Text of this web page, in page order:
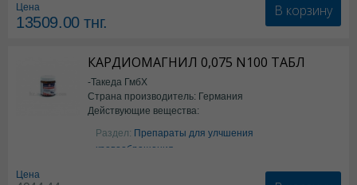
Цена
13509.00тнг.
В корзину
КАРДИОМАГНИЛ 0,075 N100 ТАБЛ
-Такеда ГмбХ
Страна производитель: Германия
Действующие вещества:
ацетилсалициловая кислота
Раздел: Препараты для улчшения
кровообращения
Цена